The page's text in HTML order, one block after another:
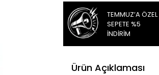
TEMMUZ’A ÖZEL
SEPETE %5
İNDİRİM
Ürün Açıklaması